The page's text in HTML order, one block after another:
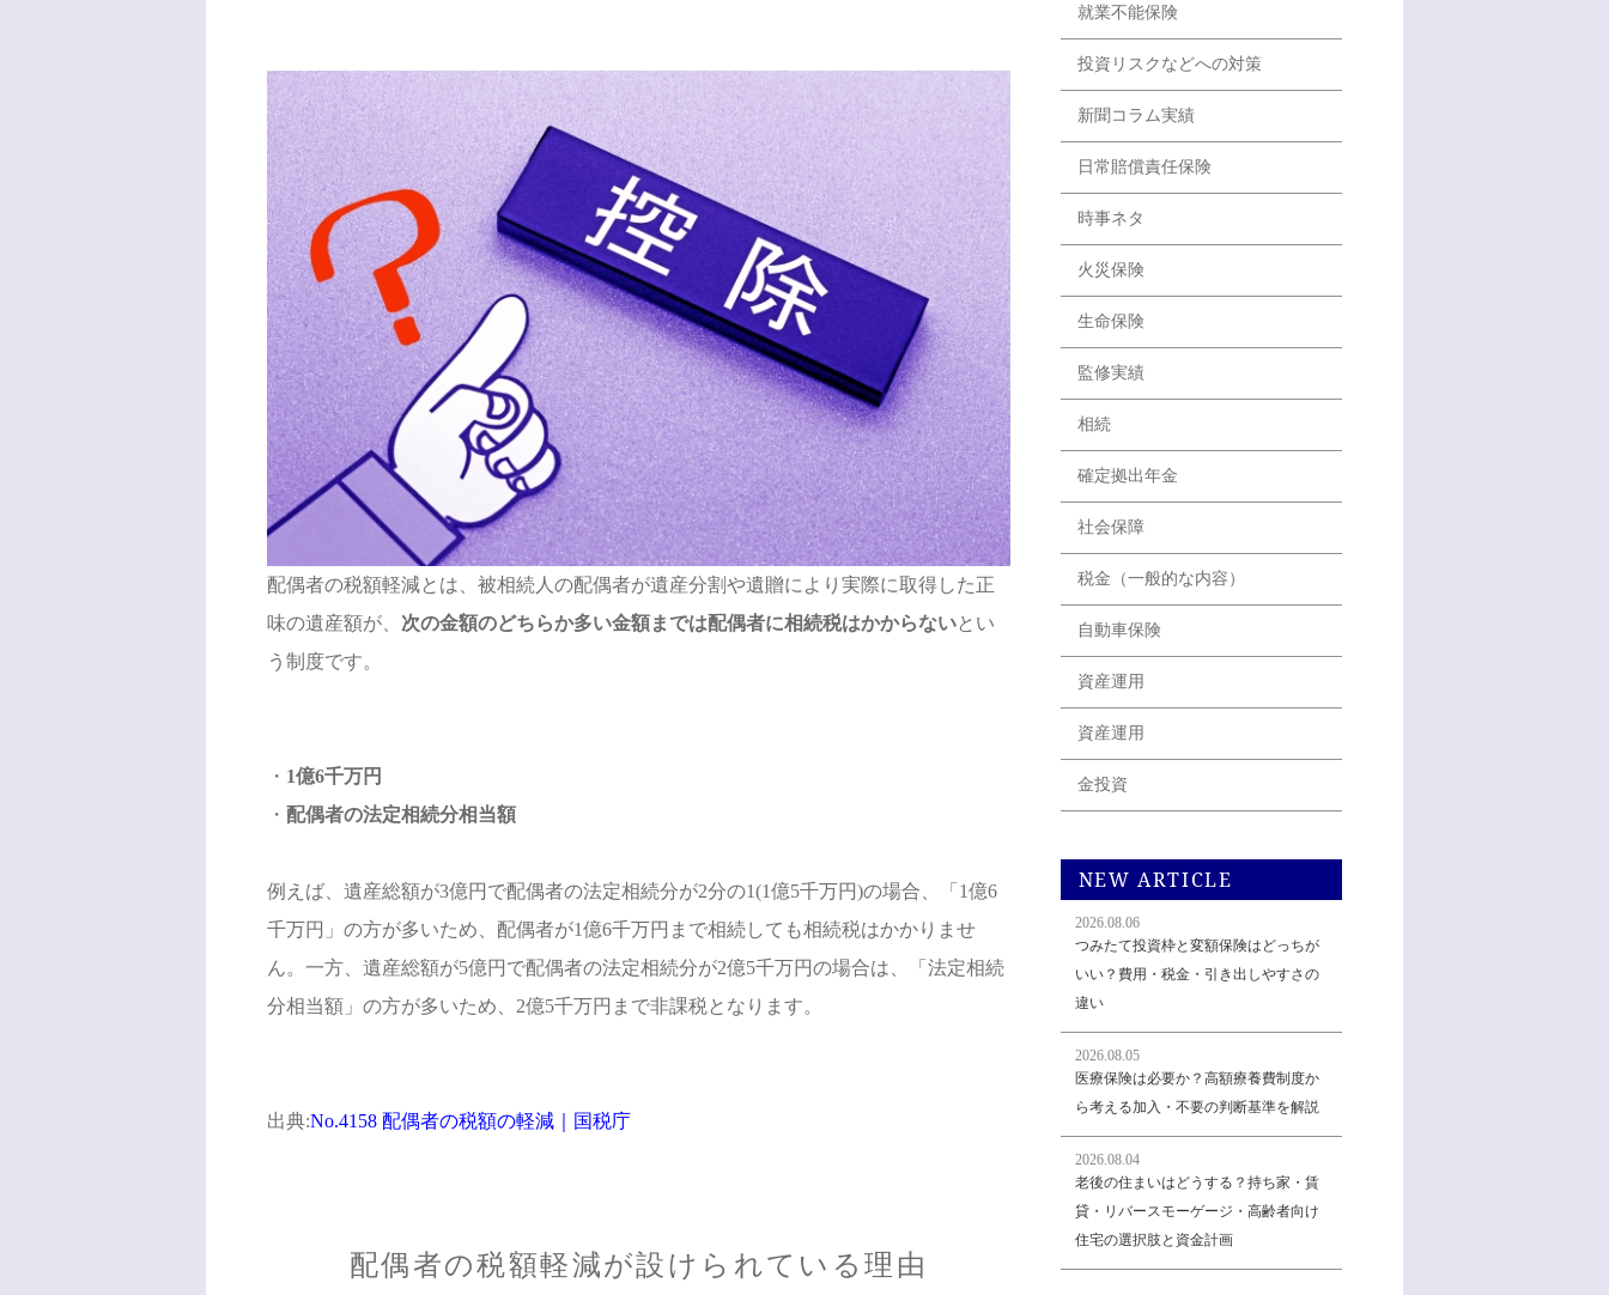
配偶者の税額軽減とは、被相続人の配偶者が遺産分割や遺贈により実際に取得した正
味の遺産額が、 次の金額のどちらか多い金額までは配偶者に相続税はかからないとい
う制度です。
・ 1億6千万円
・ 配偶者の法定相続分相当額
例えば、遺産総額が3億円で配偶者の法定相続分が2分の1(1億5千万円)の場合、「1億6
千万円」の方が多いため、配偶者が1億6千万円まで相続しても相続税はかかりませ
ん。一方、遺産総額が5億円で配偶者の法定相続分が2億5千万円の場合は、「法定相続
分相当額」の方が多いため、2億5千万円まで非課税となります。
出典:No.4158 配偶者の税額の軽減｜国税庁
配偶者の税額軽減が設けられている理由
就業不能保険
投資リスクなどへの対策
新聞コラム実績
日常賠償責任保険
時事ネタ
火災保険
生命保険
監修実績
相続
確定拠出年金
社会保障
税金（一般的な内容）
自動車保険
資産運用
資産運用
金投資
NEW ARTICLE
2026.08.06
つみたて投資枠と変額保険はどっちが
いい？費用・税金・引き出しやすさの
違い
2026.08.05
医療保険は必要か？高額療養費制度か
ら考える加入・不要の判断基準を解説
2026.08.04
老後の住まいはどうする？持ち家・賃
貸・リバースモーゲージ・高齢者向け
住宅の選択肢と資金計画